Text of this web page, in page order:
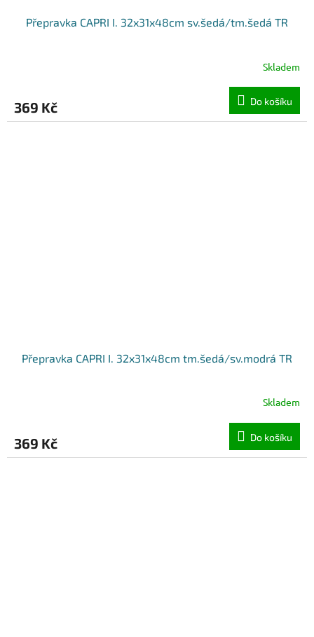
Přepravka CAPRI I. 32x31x48cm sv.šedá/tm.šedá TR
Skladem
369 Kč Do košíku
Přepravka CAPRI I. 32x31x48cm tm.šedá/sv.modrá TR
Skladem
369 Kč Do košíku